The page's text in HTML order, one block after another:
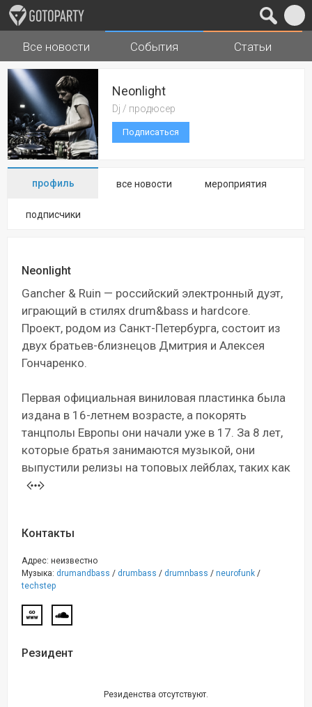
Города Музыка
Все новости События Статьи
Neonlight
Dj / продюсер
Подписаться
профиль все новости мероприятия
подписчики
Neonlight
Gancher & Ruin — российский электронный дуэт,
играющий в стилях drum&bass и hardcore.
Проект, родом из Санкт-Петербурга, состоит из
двух братьев-близнецов Дмитрия и Алексея
Гончаренко.
Первая официальная виниловая пластинка была
издана в 16-летнем возрасте, а покорять
танцполы Европы они начали уже в 17. За 8 лет,
которые братья занимаются музыкой, они
выпустили релизы на топовых лейблах, таких как
Контакты
Адрес: неизвестно
Музыка: drumandbass / drumbass / drumnbass / neurofunk /
techstep
Резидент
Резиденства отсутствуют.